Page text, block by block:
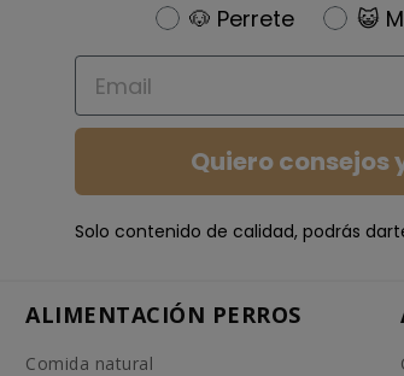
Newsletter
🐶 Perrete 😺
Email
Quiero consejos
Solo contenido de calidad, podrás
ALIMENTACIÓN PERROS
Comida natural